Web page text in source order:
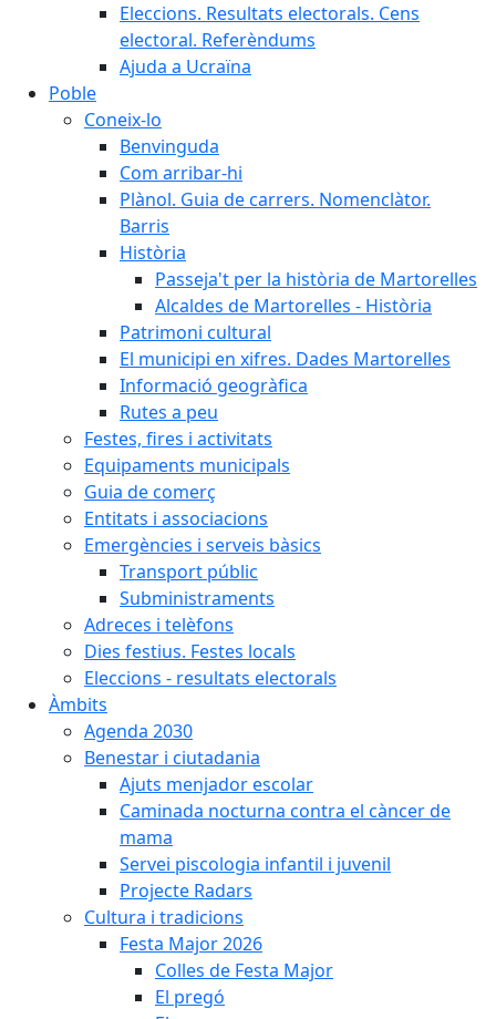
Eleccions. Resultats electorals. Cens
electoral. Referèndums
Ajuda a Ucraïna
Poble
Coneix-lo
Benvinguda
Com arribar-hi
Plànol. Guia de carrers. Nomenclàtor.
Barris
Història
Passeja't per la història de Martorelles
Alcaldes de Martorelles - Història
Patrimoni cultural
El municipi en xifres. Dades Martorelles
Informació geogràfica
Rutes a peu
Festes, fires i activitats
Equipaments municipals
Guia de comerç
Entitats i associacions
Emergències i serveis bàsics
Transport públic
Subministraments
Adreces i telèfons
Dies festius. Festes locals
Eleccions - resultats electorals
Àmbits
Agenda 2030
Benestar i ciutadania
Ajuts menjador escolar
Caminada nocturna contra el càncer de
mama
Servei piscologia infantil i juvenil
Projecte Radars
Cultura i tradicions
Festa Major 2026
Colles de Festa Major
El pregó